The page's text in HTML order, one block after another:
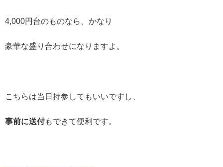
4,000円台のものなら、かなり
豪華な盛り合わせになりますよ。
こちらは当日持参してもいいですし、
事前に送付もできて便利です。